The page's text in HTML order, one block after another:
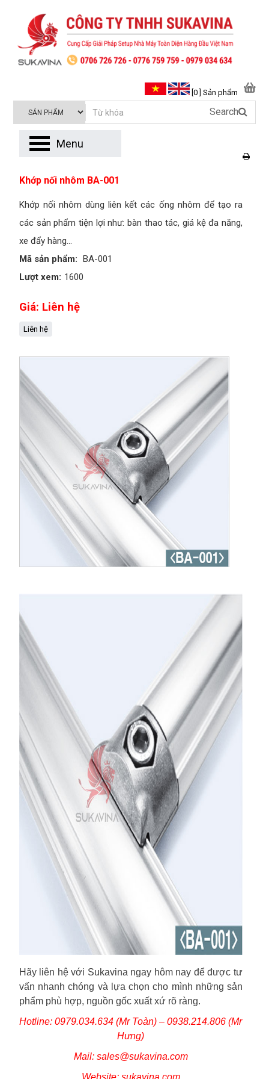
Khớp nối nhôm BA-001
Khớp nối nhôm dùng liên kết các ống nhôm để tạo ra
các sản phẩm tiện lợi như: bàn thao tác, giá kệ đa năng,
xe đẩy hàng...
Mã sản phẩm: BA-001
Lượt xem: 1600
Giá: Liên hệ
Liên hệ
Hãy liên hệ với Sukavina ngay hôm nay để được tư
vấn nhanh chóng và lựa chọn cho mình những sản
phẩm phù hợp, nguồn gốc xuất xứ rõ ràng.
Hotline: 0979.034.634 (Mr Toàn) – 0938.214.806 (Mr
Hưng)
Mail: sales@sukavina.com
Website: sukavina.com
[0 ] Sản phẩm
Search
Menu